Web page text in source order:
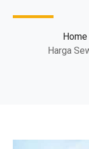
Home
Harga